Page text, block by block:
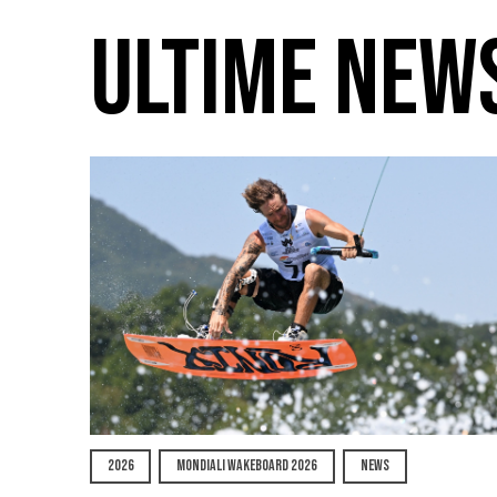
ULTIME
2026 MONDIALI WAKEBOARD 2026 NEWS